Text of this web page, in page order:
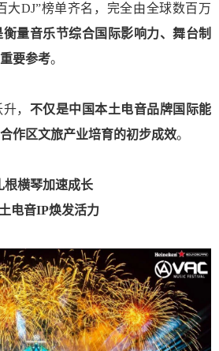
大DJ”榜单齐名，完全由全球数百万
衡量音乐节综合国际影响力、舞台制
要参考。
， 不仅是中国本土电音品牌国际能
作区文旅产业培育的初步成效。
根横琴加速成长
电音IP焕发活力